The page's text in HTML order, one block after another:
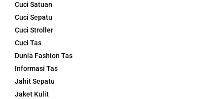
Cuci Satuan
Cuci Sepatu
Cuci Stroller
Cuci Tas
Dunia Fashion Tas
Informasi Tas
Jahit Sepatu
Jaket Kulit